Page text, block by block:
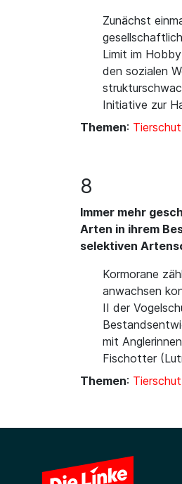
Zunächst
Limit im
den sozialen
Initiative zur
Themen:
8
Immer mehr
Arten in ihrem
selektiven
Kormorane
anwachsen
II der
mit
Fischotter
Themen: